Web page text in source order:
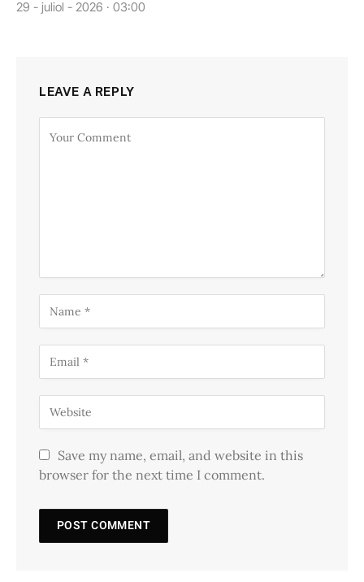
29 - juliol - 2026 · 03:00
LEAVE A REPLY
Save my name, email, and website in this
browser for the next time I comment.